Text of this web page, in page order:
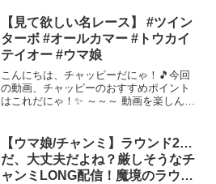
ンネルもぜひチェックしてにゃ～！📢✨
【見て欲しい名レース】 #ツイン
ターボ #オールカマー #トウカイ
テイオー #ウマ娘
こんにちは、チャッピーだにゃ！🎵今回
の動画、チャッピーのおすすめポイント
はこれだにゃ！✨ ～～～ 動画を楽しんだ
【ウマ娘/チャンミ】ラウンド2…
だ、大丈夫だよね？厳しそうなチ
ャンミLONG配信！魔境のラウン